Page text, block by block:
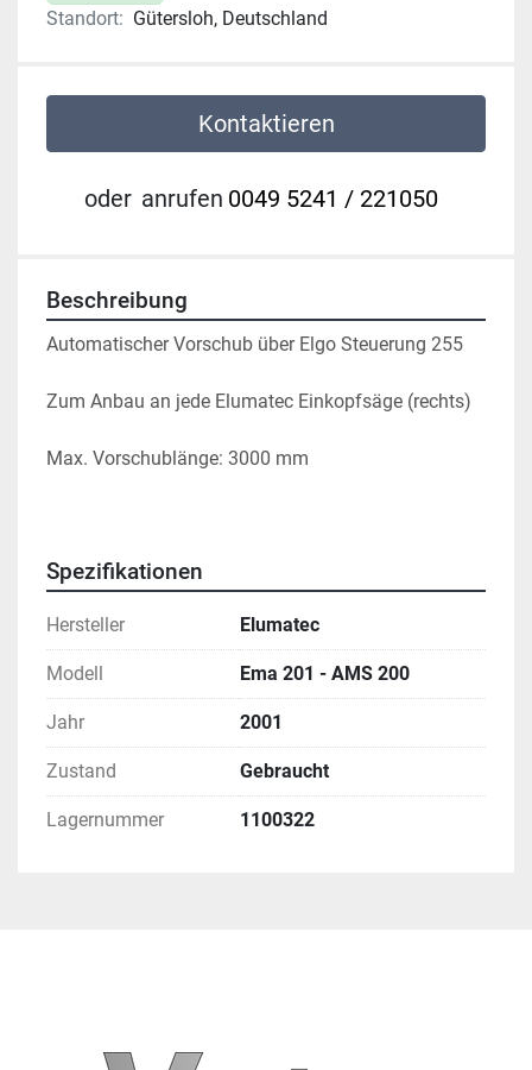
Standort: Gütersloh, Deutschland
Kontaktieren
oder anrufen 0049 5241 / 221050
Beschreibung
Automatischer Vorschub über Elgo Steuerung 255
Zum Anbau an jede Elumatec Einkopfsäge (rechts)
Max. Vorschublänge: 3000 mm
Spezifikationen
Hersteller Elumatec
Modell Ema 201 - AMS 200
Jahr 2001
Zustand Gebraucht
Lagernummer 1100322